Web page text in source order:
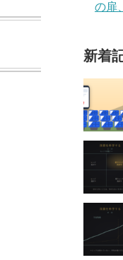
の扉
新着